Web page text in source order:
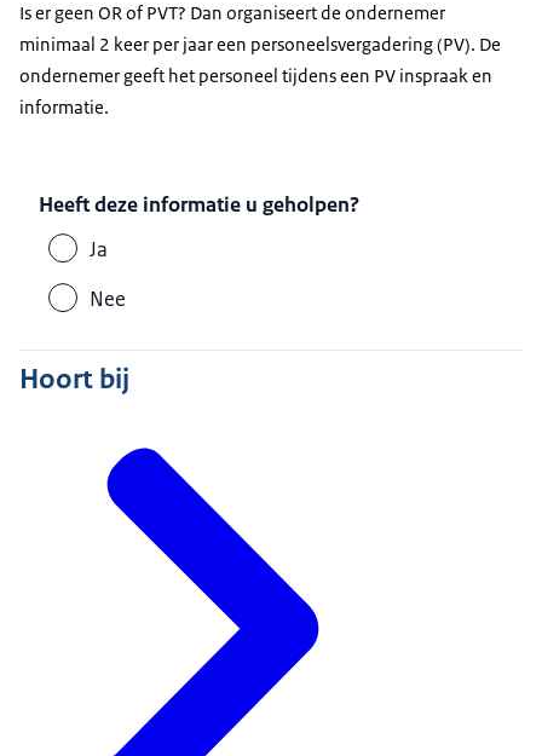
Is er geen OR of PVT? Dan organiseert de ondernemer
minimaal 2 keer per jaar een personeelsvergadering (PV). De
ondernemer geeft het personeel tijdens een PV inspraak en
informatie.
Heeft deze informatie u geholpen?
Ja
Nee
Hoort bij